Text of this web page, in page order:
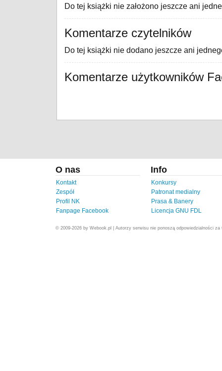
Do tej książki nie założono jeszcze ani
Komentarze czytelników
Do tej książki nie dodano jeszcze ani
Komentarze użytkowników
O nas
Kontakt
Zespół
Profil NK
Fanpage Facebook
Info
Konkursy
Patronat medialny
Prasa & Banery
Licencja GNU FDL
© 2009-2026 by Webook.pl | Autorzy serwisu nie ponoszą odpowiedzialności